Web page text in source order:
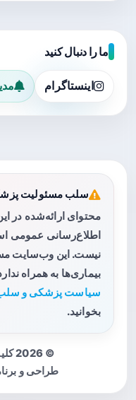
ما را دنبال کنید
اینستاگرام
سلب مسئولیت
محتوای ارائه‌شده در
اطلاع‌رسانی عمومی
نیست. این وب‌سایت
بیماری‌ها به همراه
سیاست پزشکی و
بخوانید.
© 2026 کلیه حقوق محفوظ است.
طراحی و